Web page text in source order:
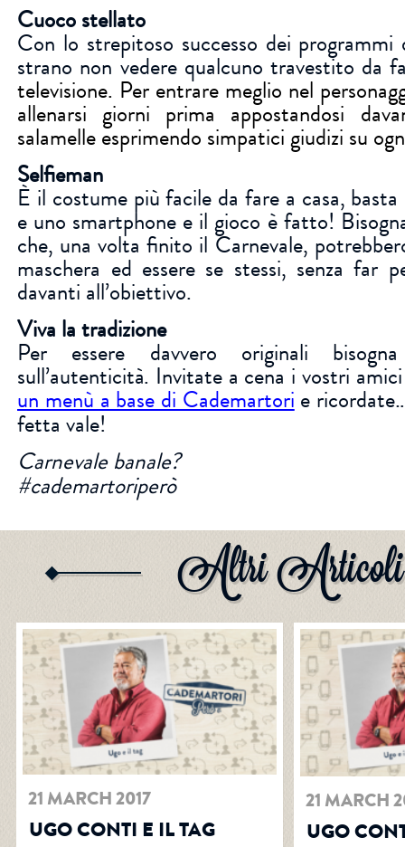
Cuoco stellato
Con lo strepitoso successo dei programmi
strano non vedere qualcuno travestito da
televisione. Per entrare meglio nel
allenarsi giorni prima appostandosi
salamelle esprimendo simpatici giudizi su
Selfieman
È il costume più facile da fare a casa, basta
e uno smartphone e il gioco è fatto!
che, una volta finito il Carnevale,
maschera ed essere se stessi, senza far
davanti all’obiettivo.
Viva la tradizione
Per essere davvero originali
sull’autenticità. Invitate a cena i vostri
un menù a base di Cademartori e
fetta vale!
Carnevale banale?
#cademartoriperò
Altri Articoli
21 MARCH 2017
UGO CONTI E IL TAG
21 MARCH
UGO